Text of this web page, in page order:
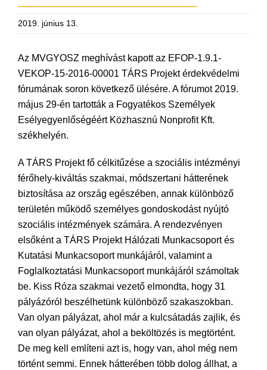
2019. június 13.
Az MVGYOSZ meghívást kapott az EFOP-1.9.1-
VEKOP-15-2016-00001 TÁRS Projekt érdekvédelmi
fórumának soron következő ülésére. A fórumot 2019.
május 29-én tartották a Fogyatékos Személyek
Esélyegyenlőségéért Közhasznú Nonprofit Kft.
székhelyén.
A TÁRS Projekt fő célkitűzése a szociális intézményi
férőhely-kiváltás szakmai, módszertani hátterének
biztosítása az ország egészében, annak különböző
területén működő személyes gondoskodást nyújtó
szociális intézmények számára. A rendezvényen
elsőként a TÁRS Projekt Hálózati Munkacsoport és
Kutatási Munkacsoport munkájáról, valamint a
Foglalkoztatási Munkacsoport munkájáról számoltak
be. Kiss Róza szakmai vezető elmondta, hogy 31
pályázóról beszélhetünk különböző szakaszokban.
Van olyan pályázat, ahol már a kulcsátadás zajlik, és
van olyan pályázat, ahol a beköltözés is megtörtént.
De meg kell említeni azt is, hogy van, ahol még nem
történt semmi. Ennek hátterében több dolog állhat, a